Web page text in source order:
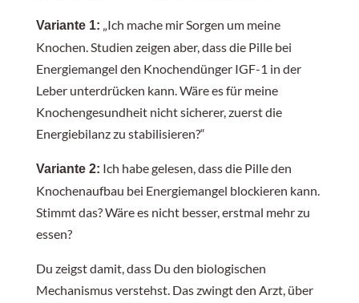
Variante 1: „Ich mache mir Sorgen um meine
Knochen. Studien zeigen aber, dass die Pille bei
Energiemangel den Knochendünger IGF-1 in der
Leber unterdrücken kann. Wäre es für meine
Knochengesundheit nicht sicherer, zuerst die
Energiebilanz zu stabilisieren?“
Variante 2: Ich habe gelesen, dass die Pille den
Knochenaufbau bei Energiemangel blockieren kann.
Stimmt das? Wäre es nicht besser, erstmal mehr zu
essen?
Du zeigst damit, dass Du den biologischen
Mechanismus verstehst. Das zwingt den Arzt, über